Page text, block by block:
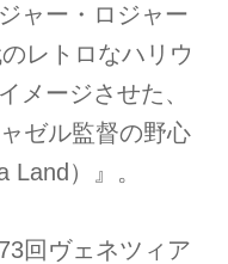
ャー・ロジャー
レトロなハリウ
メージさせた、
ゼル監督の野心
）』。
回ヴェネツィア